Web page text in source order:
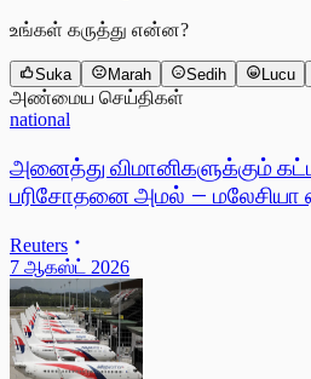
உங்கள் கருத்து என்ன?
Suka Marah Sedih Lucu
அண்மைய செய்திகள்
national
அனைத்து விமானிகளுக்கும்
பரிசோதனை அமல் –
Reuters
7 ஆகஸ்ட் 2026